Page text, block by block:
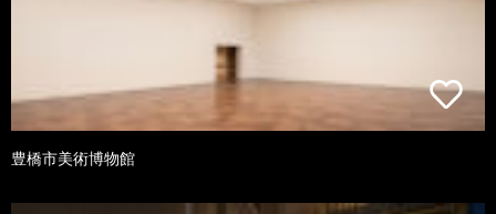
豊橋市美術博物館